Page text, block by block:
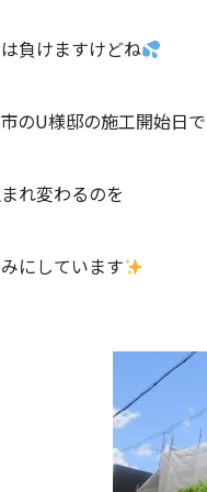
負けますけどね
のU様邸の施工開始日
れ変わるのを
にしています